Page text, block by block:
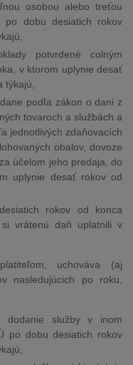
osobou alebo treťou
dobu desiatich rokov
potvrdené colným
v ktorom uplynie desať
týkajú,
podľa zákon o dani z
tovaroch a službách a
jednotlivých zdaňovacích
obalov, dovoze
účelom jeho predaja, do
uplynie desať rokov od
rokov od konca
vrátenú daň uplatnili v
uchováva (aj
nasledujúcich po roku,
dodanie služby v inom
po dobu desiatich rokov